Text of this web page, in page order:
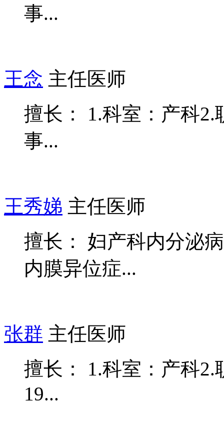
事...
王念 主任医师
擅长： 1.科室：产科
事...
王秀娣 主任医师
擅长： 妇产科内分泌
内膜异位症...
张群 主任医师
擅长： 1.科室：产科
19...